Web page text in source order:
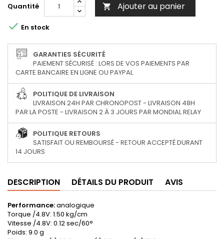
Quantité  Ajouter au panier
 En stock
GARANTIES SÉCURITÉ
PAIEMENT SÉCURISÉ : LORS DE VOS PAIEMENTS PAR
CARTE BANCAIRE EN LIGNE OU PAYPAL
POLITIQUE DE LIVRAISON
LIVRAISON 24H PAR CHRONOPOST - LIVRAISON 48H
PAR LA POSTE - LIVRAISON 2 À 3 JOURS PAR MONDIAL RELAY
POLITIQUE RETOURS
SATISFAIT OU REMBOURSÉ - RETOUR ACCEPTÉ DURANT
14 JOURS
DESCRIPTION DÉTAILS DU PRODUIT AVIS
Performance:analogique
Torque /4.8V: 1.50 kg/cm
Vitesse /4.8V: 0.12 sec/60°
Poids: 9.0 g